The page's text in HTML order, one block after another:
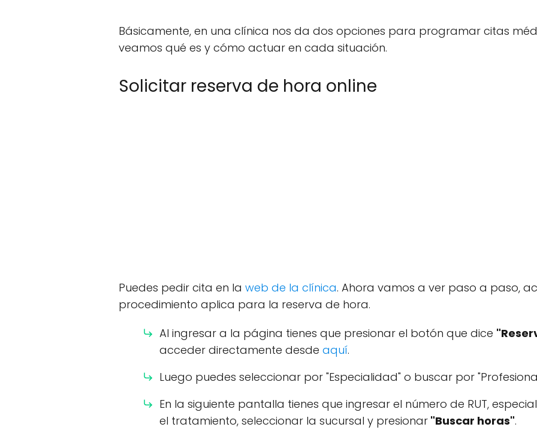
Básicamente, en una clínica nos da dos opciones para programar citas
veamos qué es y cómo actuar en cada situación.
Solicitar reserva de hora online
Puedes pedir cita en la web de la clínica. Ahora vamos a ver paso a paso,
procedimiento aplica para la reserva de hora.
Al ingresar a la página tienes que presionar el botón que dice
acceder directamente desde aquí.
Luego puedes seleccionar por "Especialidad" o buscar por
En la siguiente pantalla tienes que ingresar el número de RUT,
el tratamiento, seleccionar la sucursal y presionar "Buscar horas".